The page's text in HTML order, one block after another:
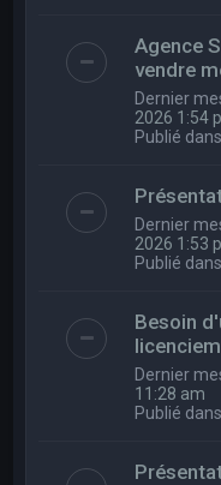
Agence
vendre
Dernier
2026 1:54
Publié dans
Dernier
2026 1:53
Publié dans
Besoin
Dernier
11:28 am
Publié